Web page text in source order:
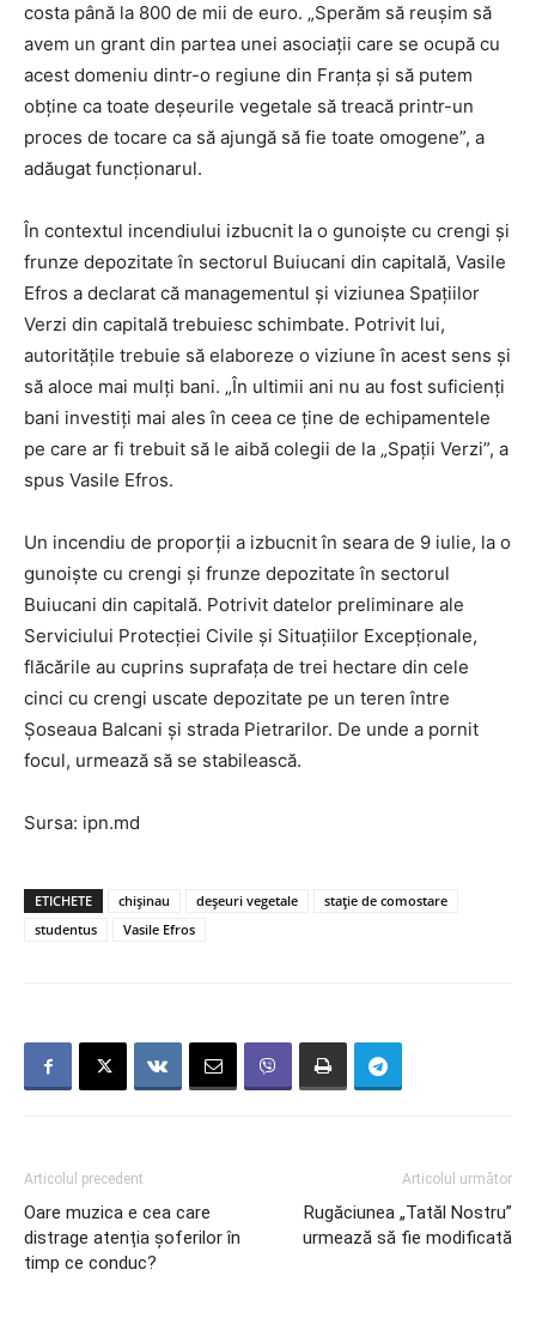
costa până la 800 de mii de euro. „Sperăm să reușim să
avem un grant din partea unei asociații care se ocupă cu
acest domeniu dintr-o regiune din Franța și să putem
obține ca toate deșeurile vegetale să treacă printr-un
proces de tocare ca să ajungă să fie toate omogene”, a
adăugat funcționarul.
În contextul incendiului izbucnit la o gunoiște cu crengi și
frunze depozitate în sectorul Buiucani din capitală, Vasile
Efros a declarat că managementul și viziunea Spațiilor
Verzi din capitală trebuiesc schimbate. Potrivit lui,
autoritățile trebuie să elaboreze o viziune în acest sens și
să aloce mai mulți bani. „În ultimii ani nu au fost suficienți
bani investiți mai ales în ceea ce ține de echipamentele
pe care ar fi trebuit să le aibă colegii de la „Spații Verzi”, a
spus Vasile Efros.
Un incendiu de proporții a izbucnit în seara de 9 iulie, la o
gunoiște cu crengi și frunze depozitate în sectorul
Buiucani din capitală. Potrivit datelor preliminare ale
Serviciului Protecției Civile și Situațiilor Excepționale,
flăcările au cuprins suprafața de trei hectare din cele
cinci cu crengi uscate depozitate pe un teren între
Șoseaua Balcani și strada Pietrarilor. De unde a pornit
focul, urmează să se stabilească.
Sursa: ipn.md
ETICHETE chișinau deșeuri vegetale
stație de comostare
studentus
Vasile Efros
Articolul precedent
Oare muzica e cea care
distrage atenția șoferilor în
timp ce conduc?
Articolul următor
Rugăciunea „Tatăl Nostru”
urmează să fie modificată